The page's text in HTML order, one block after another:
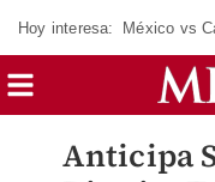
Hoy interesa: México vs
Anticipa